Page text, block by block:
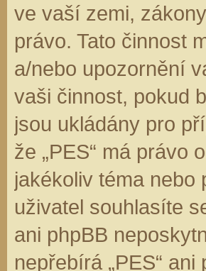
ve vaší zemi,
právo. Tato činnost
a/nebo upozornění
vaši činnost, pokud
jsou ukládány pro
že „PES“ má právo
jakékoliv téma
uživatel souhlasíte
ani phpBB
nepřebírá „PES“